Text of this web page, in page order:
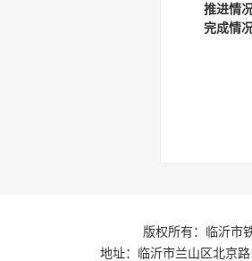
推进情
完成情
版权所有：临沂市
地址：临沂市兰山区北京路